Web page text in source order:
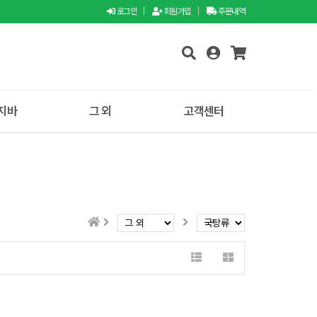
로그인 회원가입 주문내역
바 그 외 고객센터